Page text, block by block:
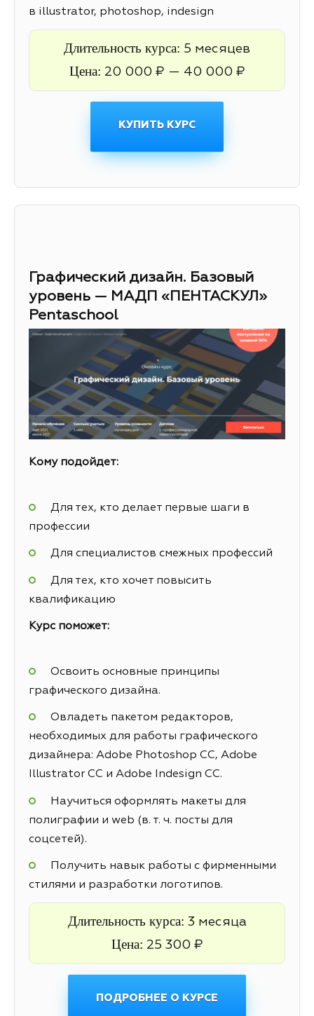
в illustrator, photoshop, indesign
Длительность курса: 5 месяцев
Цена: 20 000 ₽ — 40 000 ₽
КУПИТЬ КУРС
Графический дизайн. Базовый
уровень — МАДП «ПЕНТАСКУЛ»
Pentaschool
Кому подойдет:
Для тех, кто делает первые шаги в
профессии
Для специалистов смежных профессий
Для тех, кто хочет повысить
квалификацию
Курс поможет:
Освоить основные принципы
графического дизайна.
Овладеть пакетом редакторов,
необходимых для работы графического
дизайнера: Adobe Photoshop CC, Adobe
Illustrator CC и Adobe Indesign CC.
Научиться оформлять макеты для
полиграфии и web (в. т. ч. посты для
соцсетей).
Получить навык работы с фирменными
стилями и разработки логотипов.
Длительность курса: 3 месяца
Цена: 25 300 ₽
ПОДРОБНЕЕ О КУРСЕ